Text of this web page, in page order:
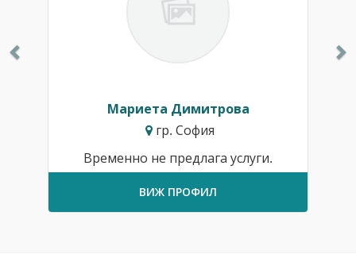
Мариета Димитрова
гр. София
Временно не предлага услуги.
ВИЖ ПРОФИЛ